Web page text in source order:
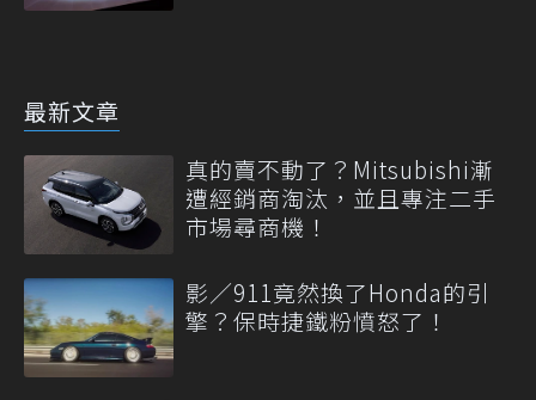
最新文章
真的賣不動了？Mitsubishi漸
遭經銷商淘汰，並且專注二手
市場尋商機！
影／911竟然換了Honda的引
擎？保時捷鐵粉憤怒了！